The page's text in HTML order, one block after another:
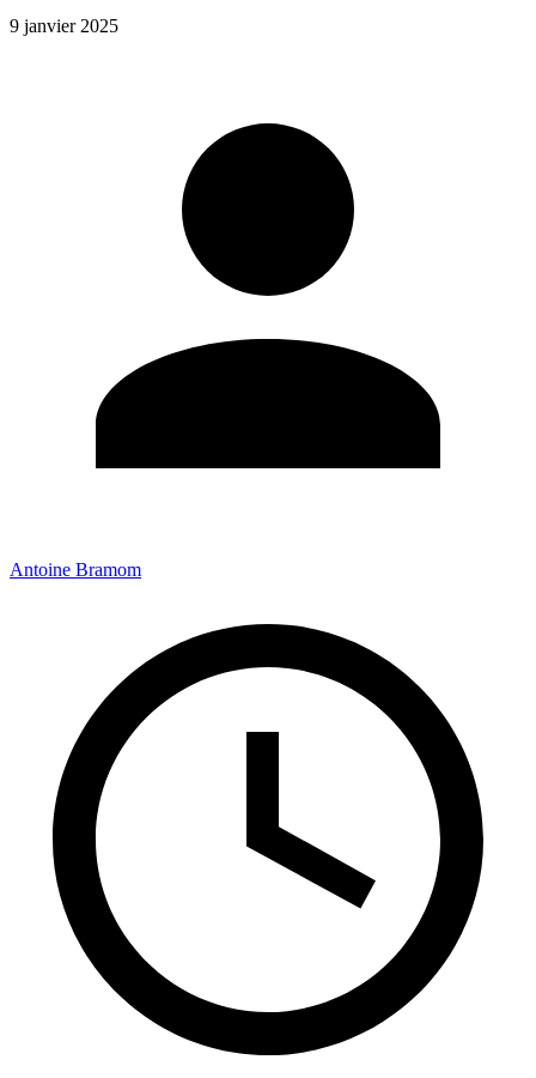
9 janvier 2025
Antoine Bramom